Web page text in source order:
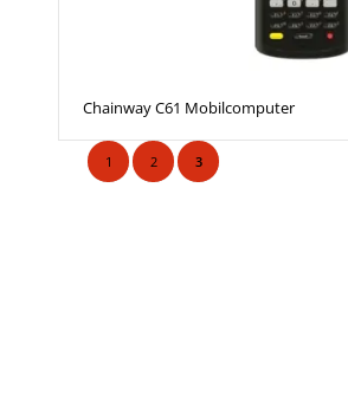
Chainway C61 Mobilcomputer
1 2 3